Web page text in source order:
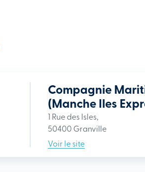
Compagnie
(Manche Iles
1 Rue des Isles,
50400 Granville
Voir le site